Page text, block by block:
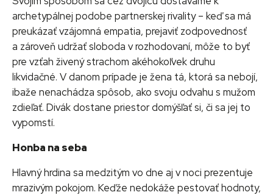
archetypálnej podobe partnerskej rivality – keď sa má
preukázať vzájomná empatia, prejaviť zodpovednosť
a zároveň udržať sloboda v rozhodovaní, môže to byť
pre vzťah živený strachom akéhokoľvek druhu
likvidačné. V danom prípade je žena tá, ktorá sa nebojí,
ibaže nenachádza spôsob, ako svoju odvahu s mužom
zdieľať. Divák dostane priestor domýšľať si, či sa jej to
vypomstí.
Honba na seba
Hlavný hrdina sa medzitým vo dne aj v noci prezentuje
mrazivým pokojom. Keďže nedokáže pestovať hodnoty,